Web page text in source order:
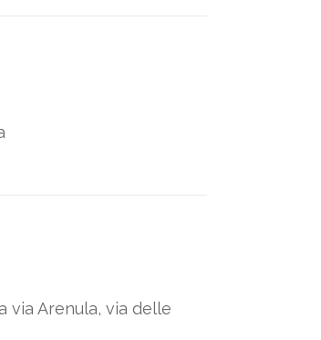
via Arenula, via delle